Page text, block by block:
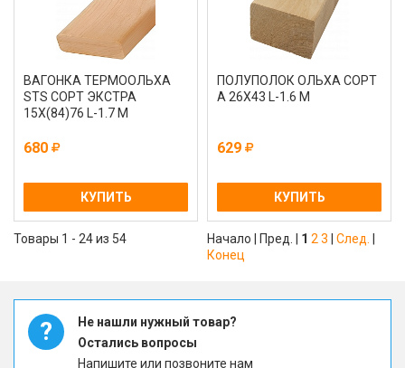
ВАГОНКА ТЕРМООЛЬХА
STS СОРТ ЭКСТРА
15Х(84)76 L-1.7 М
680
КУПИТЬ
ПОЛУПОЛОК ОЛЬХА СОРТ
А 26Х43 L-1.6 М
629
КУПИТЬ
Товары 1 - 24 из 54 Начало | Пред. | 1 2 3 След.
Конец
?
Не нашли нужный товар?
Остались вопросы
Напишите или позвоните нам